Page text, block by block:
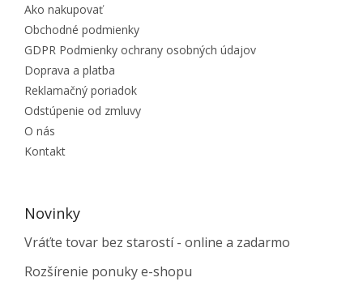
Ako nakupovať
Obchodné podmienky
GDPR Podmienky ochrany osobných údajov
Doprava a platba
Reklamačný poriadok
Odstúpenie od zmluvy
O nás
Kontakt
Novinky
Vráťte tovar bez starostí - online a zadarmo
Rozšírenie ponuky e-shopu